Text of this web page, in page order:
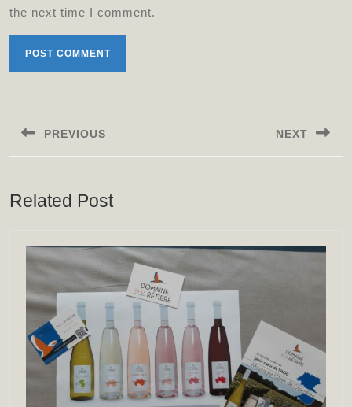
the next time I comment.
PREVIOUS
Previous
NEXT
Next
Related Post